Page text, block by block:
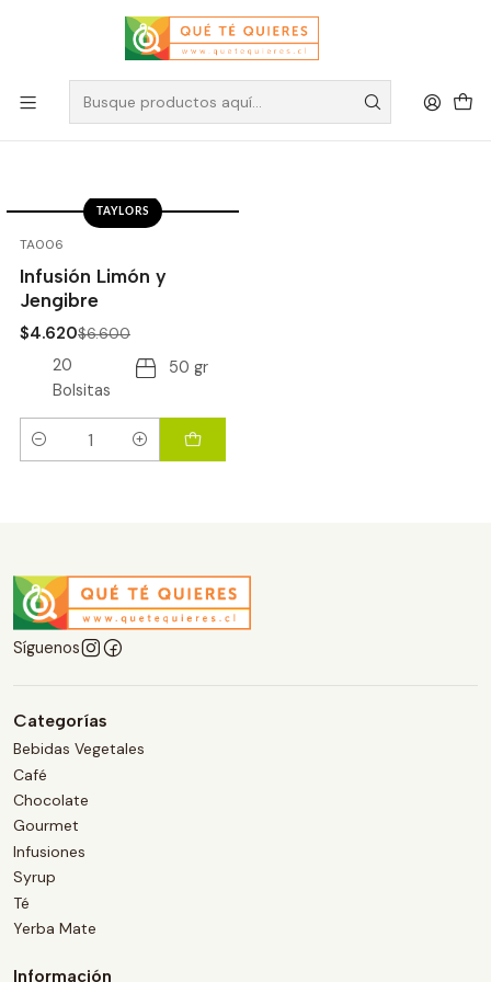
Infusiones Taylors
Filtros
TA006
TAYLORS
Infusión Limón y
Jengibre
$4.620$6.600
20
Bolsitas
50 gr
Cantidad
Síguenos
Categorías
Bebidas Vegetales
Café
Chocolate
Gourmet
Infusiones
Syrup
Té
Yerba Mate
Información